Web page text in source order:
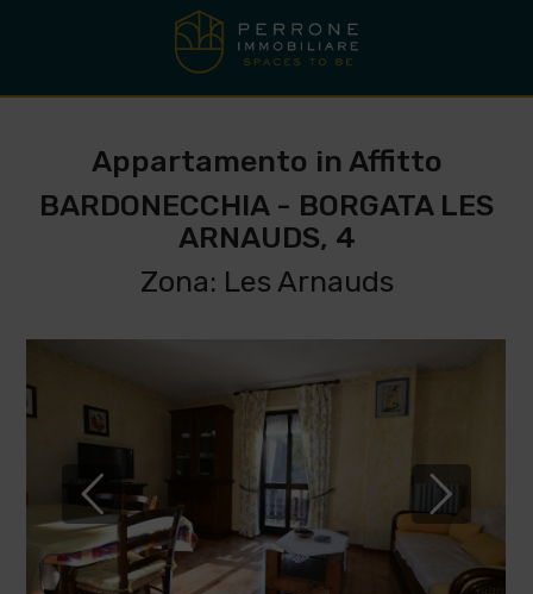
Appartamento in Affitto
BARDONECCHIA - BORGATA LES
ARNAUDS, 4
Zona: Les Arnauds